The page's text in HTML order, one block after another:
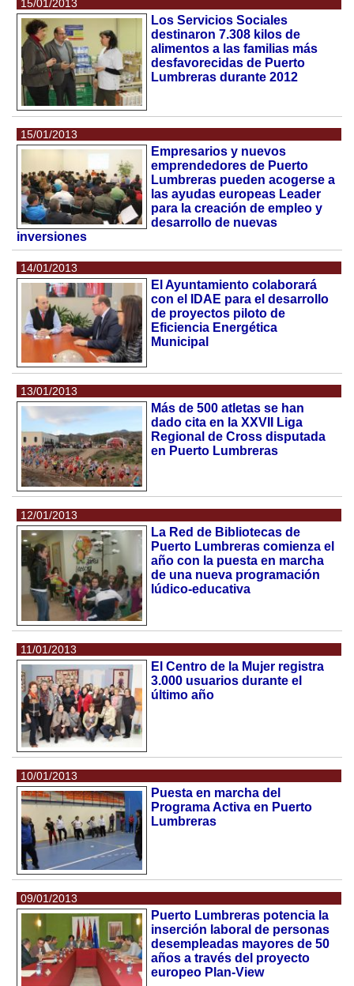
15/01/2013
Los Servicios Sociales
destinaron 7.308 kilos de
alimentos a las familias más
desfavorecidas de Puerto
Lumbreras durante 2012
15/01/2013
Empresarios y nuevos
emprendedores de Puerto
Lumbreras pueden acogerse a
las ayudas europeas Leader
para la creación de empleo y
desarrollo de nuevas
inversiones
14/01/2013
El Ayuntamiento colaborará
con el IDAE para el desarrollo
de proyectos piloto de
Eficiencia Energética
Municipal
13/01/2013
Más de 500 atletas se han
dado cita en la XXVII Liga
Regional de Cross disputada
en Puerto Lumbreras
12/01/2013
La Red de Bibliotecas de
Puerto Lumbreras comienza el
año con la puesta en marcha
de una nueva programación
lúdico-educativa
11/01/2013
El Centro de la Mujer registra
3.000 usuarios durante el
último año
10/01/2013
Puesta en marcha del
Programa Activa en Puerto
Lumbreras
09/01/2013
Puerto Lumbreras potencia la
inserción laboral de personas
desempleadas mayores de 50
años a través del proyecto
europeo Plan-View